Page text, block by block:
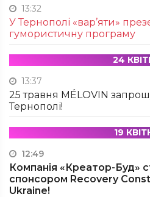
13:32
У Тернополі «вар’яти»
гумористичну програму
24
13:37
25 травня MÉLOVIN
Тернополі!
19
12:49
Компанія «Креатор-Буд»
спонсором Recovery
Ukraine!